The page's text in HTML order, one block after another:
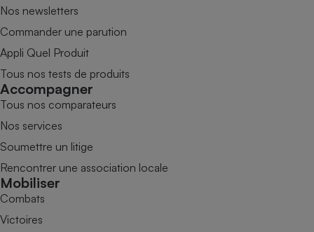
Nos newsletters
Commander une parution
Appli Quel Produit
Tous nos tests de produits
Accompagner
Tous nos comparateurs
Nos services
Soumettre un litige
Rencontrer une association locale
Mobiliser
Combats
Victoires